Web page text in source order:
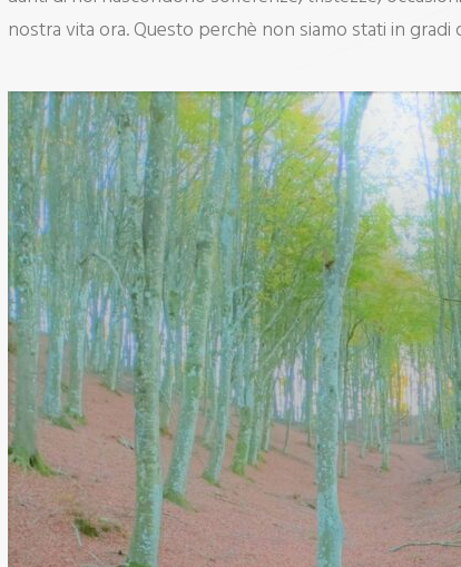
nostra vita ora. Questo perchè non siamo stati in